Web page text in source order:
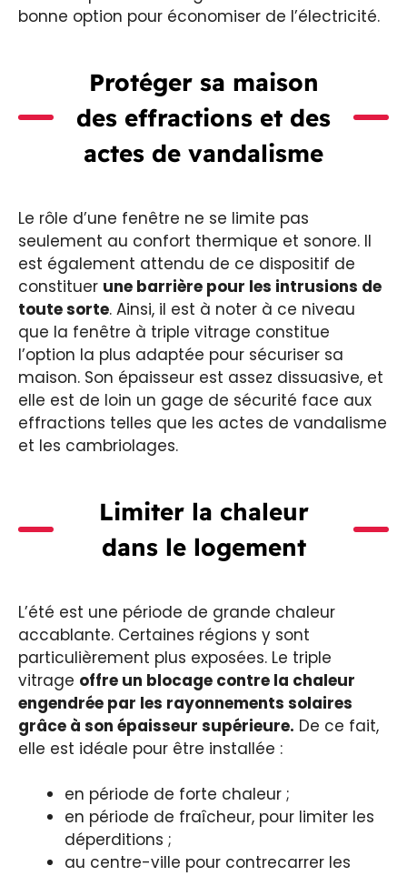
bonne option pour économiser de l’électricité.
Protéger sa maison
des effractions et des
actes de vandalisme
Le rôle d’une fenêtre ne se limite pas
seulement au confort thermique et sonore. Il
est également attendu de ce dispositif de
constituer une barrière pour les intrusions de
toute sorte. Ainsi, il est à noter à ce niveau
que la fenêtre à triple vitrage constitue
l’option la plus adaptée pour sécuriser sa
maison. Son épaisseur est assez dissuasive, et
elle est de loin un gage de sécurité face aux
effractions telles que les actes de vandalisme
et les cambriolages.
Limiter la chaleur
dans le logement
L’été est une période de grande chaleur
accablante. Certaines régions y sont
particulièrement plus exposées. Le triple
vitrage offre un blocage contre la chaleur
engendrée par les rayonnements solaires
grâce à son épaisseur supérieure. De ce fait,
elle est idéale pour être installée :
en période de forte chaleur ;
en période de fraîcheur, pour limiter les
déperditions ;
au centre-ville pour contrecarrer les